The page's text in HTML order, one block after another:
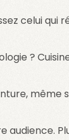
celui qui
?
même
audience.